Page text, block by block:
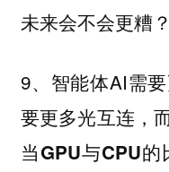
未来会不会更糟？
9、智能体AI需
要更多光互连，
当GPU与CPU